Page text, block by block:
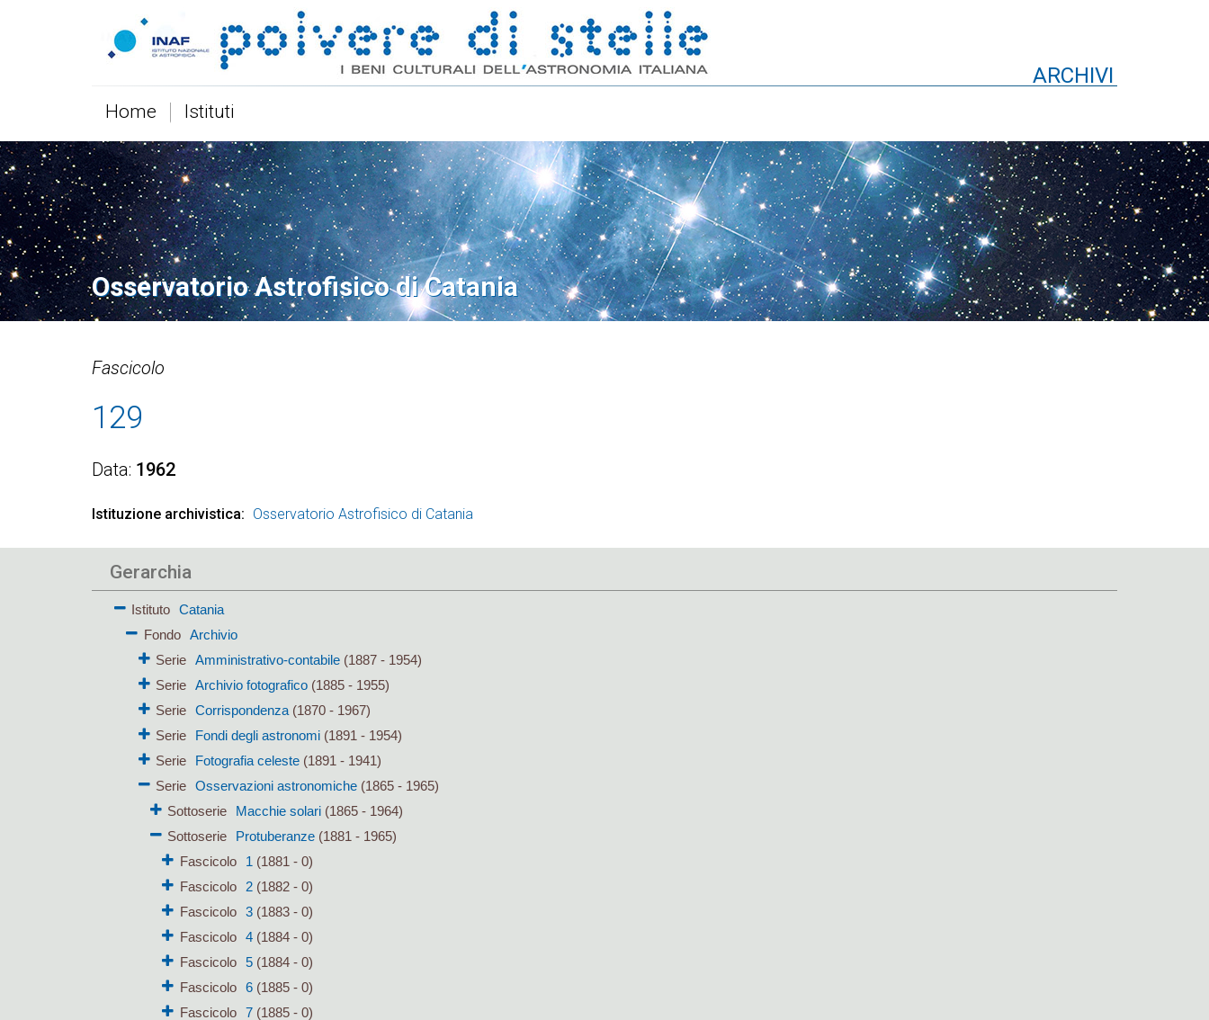
ARCHIVI
Home Istituti
Osservatorio Astrofisico di Catania
Fascicolo
129
Data 1962
Istituzione archivistica Osservatorio Astrofisico di Catania
Gerarchia
Istituto
Catania
Fondo
Archivio
Serie Amministrativo-contabile(1887 - 1954)
Serie Archivio fotografico(1885 - 1955)
Serie Corrispondenza(1870 - 1967)
Serie
Fondi degli astronomi(1891 - 1954)
Serie
Fotografia celeste(1891 - 1941)
Serie Osservazioni astronomiche(1865 - 1965)
Sottoserie
Macchie solari (1865 - 1964)
Sottoserie
Protuberanze (1881 - 1965)
Fascicolo
1 (1881 - 0)
Fascicolo
2(1882 - 0)
Fascicolo
3(1883 - 0)
Fascicolo
4(1884 - 0)
Fascicolo
5(1884 - 0)
Fascicolo
6(1885 - 0)
Fascicolo
7(1885 - 0)